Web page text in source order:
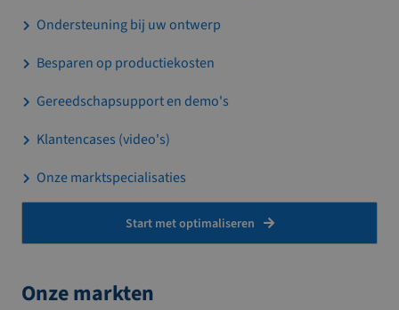
Ondersteuning bij uw ontwerp
Besparen op productiekosten
Gereedschapsupport en demo's
Klantencases (video's)
Onze marktspecialisaties
Start met optimaliseren
Onze markten